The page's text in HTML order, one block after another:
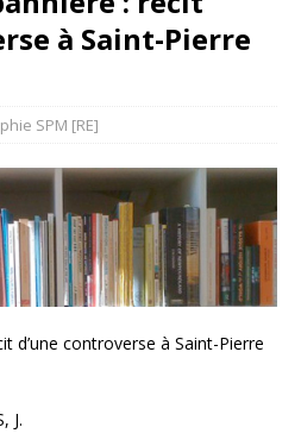
à Saint-Pierre
SPM [RE]
d’une controverse à Saint-Pierre
J.